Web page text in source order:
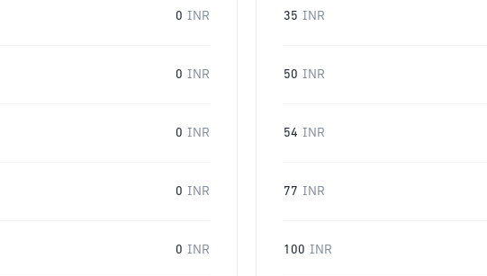
0 INR
0 INR
0 INR
0 INR
0 INR
35 INR
50 INR
54 INR
77 INR
100 INR